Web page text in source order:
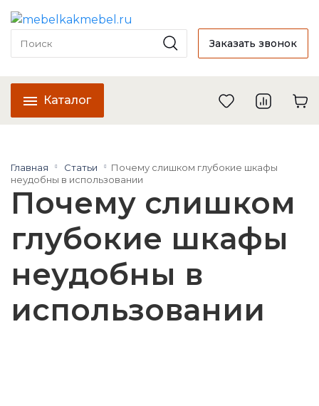
Заказать звонок
Каталог
Главная Статьи
Почему слишком глубокие шкафы
неудобны в использовании
Почему слишком
глубокие шкафы
неудобны в
использовании